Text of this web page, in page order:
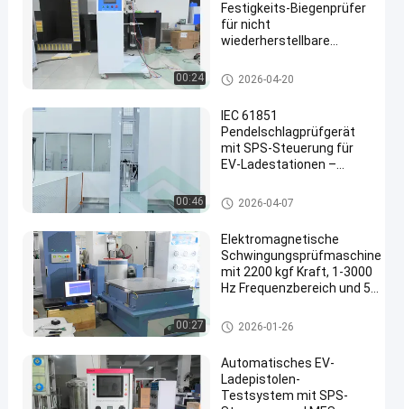
00:24
Festigkeits-Biegenprüfer
für nicht
wiederherstellbare
Elektro-Mobil-Testgerät
2026-04-20
00:46
IEC 61851
Pendelschlagprüfgerät
mit SPS-Steuerung für
EV-Ladestationen –
einstellbare Schlaghöhe
Elektro-Mobil-Testgerät
2026-04-07
00:27
Elektromagnetische
Schwingungsprüfmaschine
mit 2200 kgf Kraft, 1-3000
Hz Frequenzbereich und 51
für die Sicherheit von EV-
Batterien
Elektro-Mobil-Testgerät
2026-01-26
Automatisches EV-
Ladepistolen-
Testsystem mit SPS-